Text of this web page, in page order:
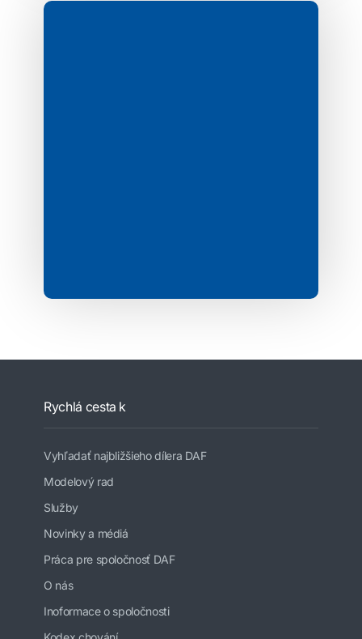
Rychlá cesta k
Vyhľadať najbližšieho dílera DAF
Modelový rad
Služby
Novinky a médiá
Práca pre spoločnosť DAF
O nás
Inoformace o spoločnosti